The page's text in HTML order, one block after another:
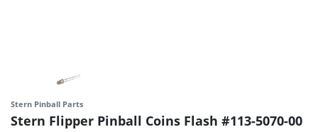
Stern Pinball Parts
Stern Flipper Pinball Coins Flash #113-5070-00